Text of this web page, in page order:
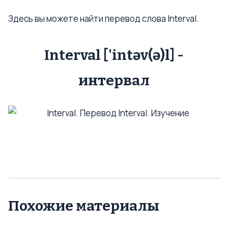
Здесь вы можете найти перевод слова Interval.
Interval ['intəv(ə)l] -
интервал
Похожие материалы